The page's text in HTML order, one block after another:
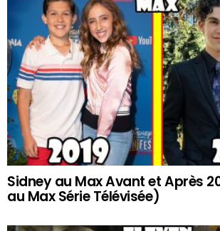
Sidney au Max Avant et Après
au Max Série Télévisée)